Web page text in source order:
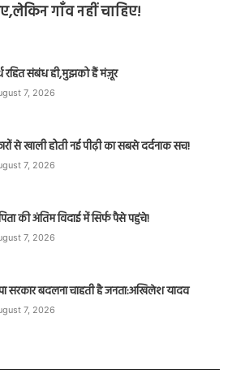
गाँव नहीं चाहिए!
रहित संबंध ही,मुझको हैं मंज़ूर
7, 2026
से खाली होती नई पीढ़ी का सबसे दर्दनाक सच!
7, 2026
की अंतिम विदाई में सिर्फ पैसे पहुंचे!
7, 2026
सरकार बदलना चाहती है जनता:अखिलेश यादव
7, 2026